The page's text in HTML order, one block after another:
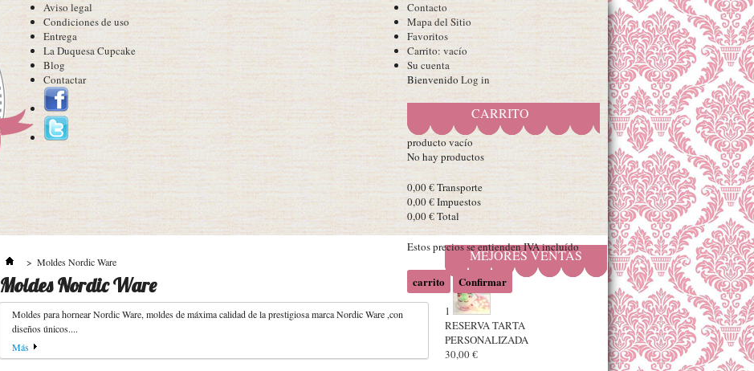
Contacto
Mapa del Sitio
Favoritos
Carrito: vacío
Su cuenta
Bienvenido Log in
CARRITO
producto vacío
No hay productos
0,00 €Transporte
0,00 €Impuestos
0,00 €Total
Estos precios se entienden IVA incluído
carrito Confirmar
Aviso legal
Condiciones de uso
Entrega
La Duquesa Cupcake
Blog
Contactar
> Moldes Nordic Ware
Moldes Nordic Ware
Moldes para hornear Nordic Ware, moldes de máxima calidad de la prestigiosa marca Nordic Ware ,con
diseños únicos....
Más
MEJORES VENTAS
1
RESERVA TARTA
PERSONALIZADA
30,00 €